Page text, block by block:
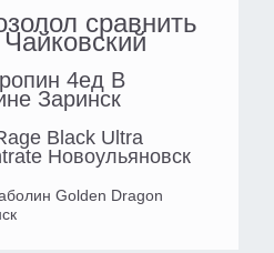
сравнить
4ед В
Заринск
Black Ultra
Новоульяновск
Golden Dragon